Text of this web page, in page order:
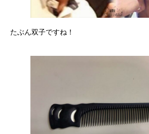
たぶん双子ですね！